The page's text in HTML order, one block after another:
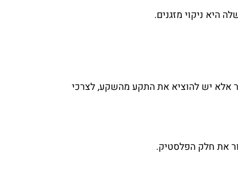
היא ניקוי מזגנים.
אלא יש להוציא את התקע מהשקע, לצרכי
את חלק הפלסטיק.